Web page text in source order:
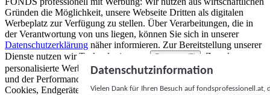
Gründen die Möglichkeit, unsere Webseite Dritten als digitalen
Werbeplatz zur Verfügung zu stellen. Über Verarbeitungen, die in
der Verantwortung von uns liegen, können Sie sich in unserer
Datenschutzerklärung näher informieren. Zur Bereitstellung unserer
Dienste nutzen wir Technologien von
Partnern (5)
. Zwecke:
personalisierte Werbung und Inhalte, Messung von Werbeleistung
und der Performance von Inhalten sowie Zielgruppenforschung.
Cookies, Endgeräte- oder ähnliche Online-Kennungen (z. B. login-
Datenschutzinformation
Vielen Dank für Ihren Besuch auf